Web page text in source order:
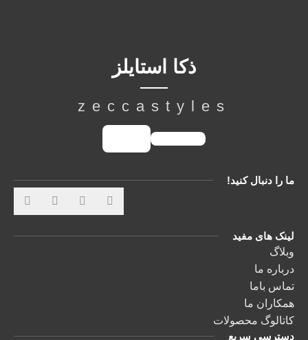
لینک های مفید
وبلاگ
درباره ما
تماس باما
همکاران ما
کاتالوگ محصولات
دسترسی سریع
ذکا استایلز
zeccastyles
ما را دنبال کنید!